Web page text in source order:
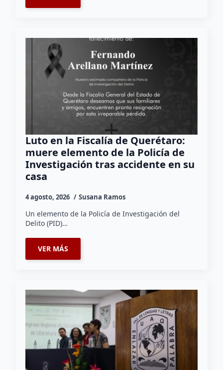
Luto en la Fiscalía de Querétaro:
muere elemento de la Policía de
Investigación tras accidente en su
casa
4 agosto, 2026 Susana Ramos
Un elemento de la Policía de Investigación del
Delito (PID)…
VER MÁS